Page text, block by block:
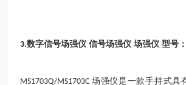
3.数字信号场强仪 信号场强仪 场强仪 型号
MS1703Q/MS1703C场强仪是一款手持式具